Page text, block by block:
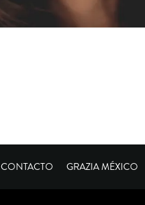
CONTACTO GRAZIA MÉXICO